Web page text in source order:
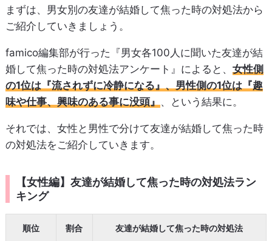
まずは、男女別の友達が結婚して焦った時の対処法から
ご紹介していきましょう。
famico編集部が行った『男女各100人に聞いた友達が結
婚して焦った時の対処法アンケート』によると、 女性側
の1位は『流されずに冷静になる』、男性側の1位は『趣
味や仕事、興味のある事に没頭』、という結果に。
それでは、女性と男性で分けて友達が結婚して焦った時
の対処法をご紹介していきます。
【女性編】友達が結婚して焦った時の対処法ラン
キング
順位 割合 友達が結婚して焦った時の対処法